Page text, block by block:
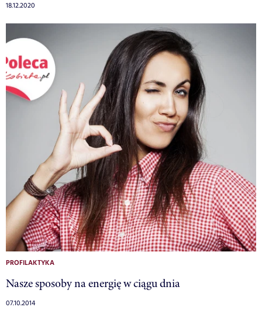
18.12.2020
PROFILAKTYKA
Nasze sposoby na energię w ciągu dnia
07.10.2014